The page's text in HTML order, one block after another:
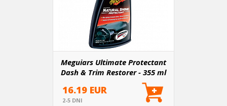
Meguiars Ultimate Protectant
Dash & Trim Restorer - 355 ml
16.19 EUR
2-5 DNI